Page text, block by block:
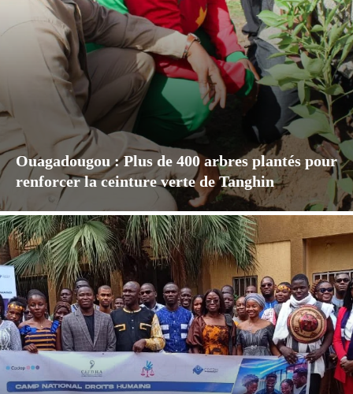
Ouagadougou : Plus de 400 arbres plantés pour
renforcer la ceinture verte de Tanghin